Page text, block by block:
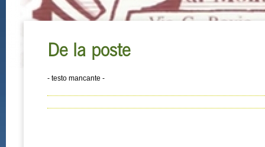
De la poste
- testo mancante -